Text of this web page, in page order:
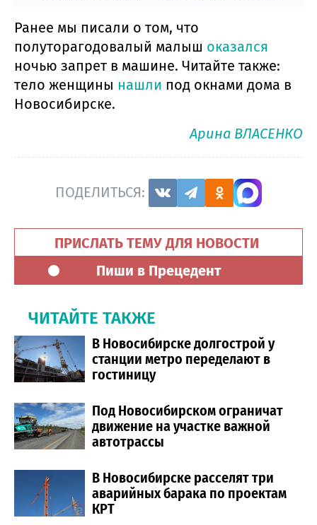
Ранее мы писали о том, что
полуторагодовалый малыш оказался
ночью запрет в машине. Читайте также:
тело женщины нашли под окнами дома в
Новосибирске.
Арина ВЛАСЕНКО
ПОДЕЛИТЬСЯ:
ПРИСЛАТЬ ТЕМУ ДЛЯ НОВОСТИ
Пиши в Прецедент
ЧИТАЙТЕ ТАКЖЕ
В Новосибирске долгострой у
станции метро переделают в
гостиницу
Под Новосибирском ограничат
движение на участке важной
автотрассы
В Новосибирске расселят три
аварийных барака по проектам
КРТ